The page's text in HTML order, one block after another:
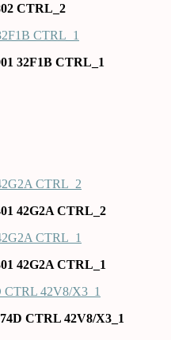
CTRL_2
32F1B CTRL_1
42G2A CTRL_2
42G2A CTRL_1
CTRL 42V8/X3_1